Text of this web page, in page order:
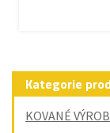
Kategorie
KOVANÉ